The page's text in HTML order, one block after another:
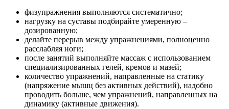
физупражнения выполняются систематично;
нагрузку на суставы подбирайте умеренную –
дозированную;
делайте перерыв между упражнениями, полноценно
расслабляя ноги;
после занятий выполняйте массаж с использованием
специализированных гелей, кремов и мазей;
количество упражнений, направленные на статику
(напряжение мышц без активных действий), надобно
проводить больше, чем упражнений, направленных на
динамику (активные движения).